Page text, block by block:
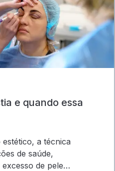
e quando essa
a técnica
de saúde,
de pele